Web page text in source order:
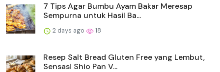
7 Tips Agar Bumbu Ayam Bakar Meresap
Sempurna untuk Hasil Ba...
2 days ago 18
Resep Salt Bread Gluten Free yang Lembut,
Sensasi Shio Pan V...